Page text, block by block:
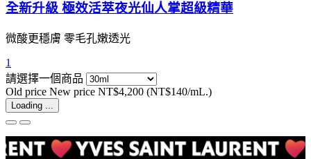
全新升級 極效活萃夜光仙人掌超級精華
微酸更穩膚 零毛孔嫩透光
1
請選擇一個商品
Old price New price NT$4,200 (NT$140/mL.)
Loading ...